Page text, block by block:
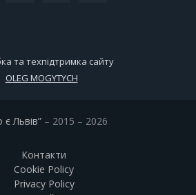
та техпідтримка сайту
OLEG MOGYTYCH
є Львів”– 2015 – 2026
Контакти
Cookie Policy
Privacy Policy